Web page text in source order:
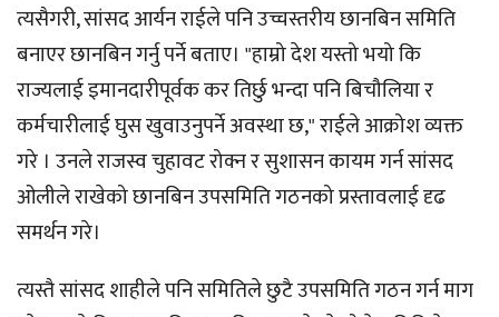
त्यसैगरी, सांसद आर्यन राईले पनि उच्चस्तरीय छानबिन समिति
बनाएर छानबिन गर्नु पर्ने बताए। "हाम्रो देश यस्तो भयो कि
राज्यलाई इमानदारीपूर्वक कर तिर्छु भन्दा पनि बिचौलिया र
कर्मचारीलाई घुस खुवाउनुपर्ने अवस्था छ," राईले आक्रोश व्यक्त
गरे । उनले राजस्व चुहावट रोक्न र सुशासन कायम गर्न सांसद
ओलीले राखेको छानबिन उपसमिति गठनको प्रस्तावलाई दृढ
समर्थन गरे।
त्यस्तै सांसद शाहीले पनि समितिले छुटै उपसमिति गठन गर्न माग